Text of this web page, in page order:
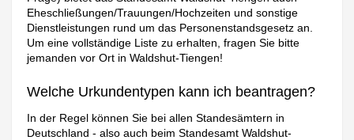
Eheschließungen/Trauungen/Hochzeiten und sonstige
Dienstleistungen rund um das Personenstandsgesetz an.
Um eine vollständige Liste zu erhalten, fragen Sie bitte
jemanden vor Ort in Waldshut-Tiengen!
Welche Urkundentypen kann ich beantragen?
In der Regel können Sie bei allen Standesämtern in
Deutschland - also auch beim Standesamt Waldshut-